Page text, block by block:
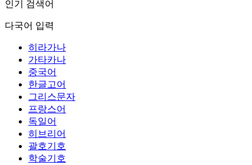
인기 검색어
다국어 입력
히라가나
가타카나
중국어
한글고어
그리스문자
프랑스어
독일어
히브리어
괄호기호
학술기호